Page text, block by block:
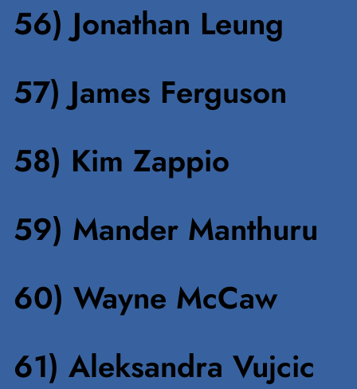
56) Jonathan Leung
57) James Ferguson
58) Kim Zappio
59) Mander Manthuru
60) Wayne McCaw
61) Aleksandra Vujcic